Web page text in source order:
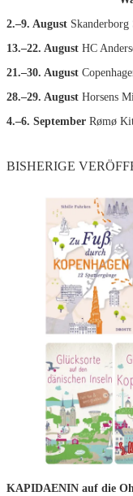
2.–9. August
13.–22. August HC
21.–30. August
28.–29. August Horsens
4.–6. September Rømø
BISHERIGE
KAPIDAENIN auf die